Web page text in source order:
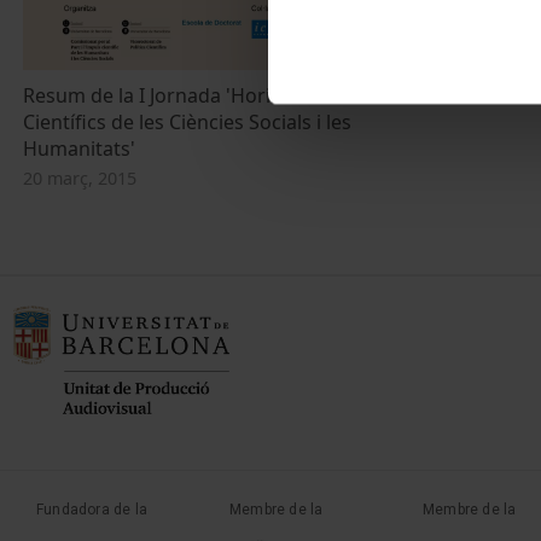
Resum de la I Jornada 'Horitzons
Científics de les Ciències Socials i les
Humanitats'
20 març, 2015
Fundadora de la Membre de la Membre de la